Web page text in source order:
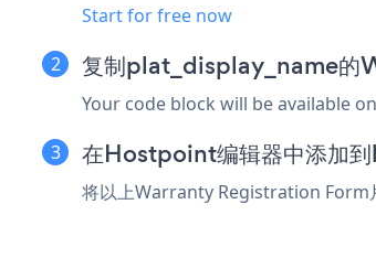
Start for free now
复制plat_display_name的
Your code block will be available
在Hostpoint编辑器中添加
将以上Warranty Registration Form